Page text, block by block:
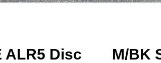
ALR5 Disc M/BK